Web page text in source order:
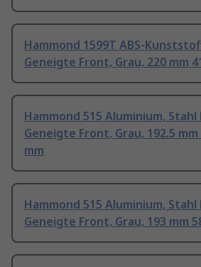
Hammond 1599T ABS-
Geneigte Front, Grau, 220 mm
Hammond 515 Aluminium,
Geneigte Front, Grau, 192.5 mm
mm
Hammond 515 Aluminium,
Geneigte Front, Grau, 193 mm